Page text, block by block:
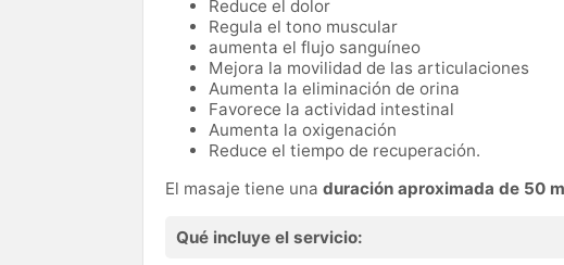
Reduce el dolor
Regula el tono muscular
aumenta el flujo sanguíneo
Mejora la movilidad de las articulaciones
Aumenta la eliminación de orina
Favorece la actividad intestinal
Aumenta la oxigenación
Reduce el tiempo de recuperación.
El masaje tiene una duración aproximada de 50
Qué incluye el servicio: